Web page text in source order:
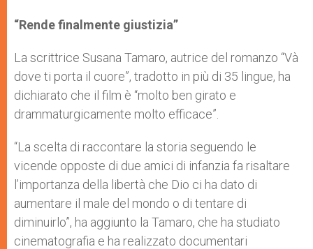
“Rende finalmente giustizia”
La scrittrice Susana Tamaro, autrice del romanzo “Và
dove ti porta il cuore”, tradotto in più di 35 lingue, ha
dichiarato che il film è “molto ben girato e
drammaturgicamente molto efficace”.
“La scelta di raccontare la storia seguendo le
vicende opposte di due amici di infanzia fa risaltare
l’importanza della libertà che Dio ci ha dato di
aumentare il male del mondo o di tentare di
diminuirlo”, ha aggiunto la Tamaro, che ha studiato
cinematografia e ha realizzato documentari